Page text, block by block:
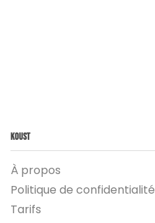
Koust
À propos
Politique de confidentialité
Tarifs